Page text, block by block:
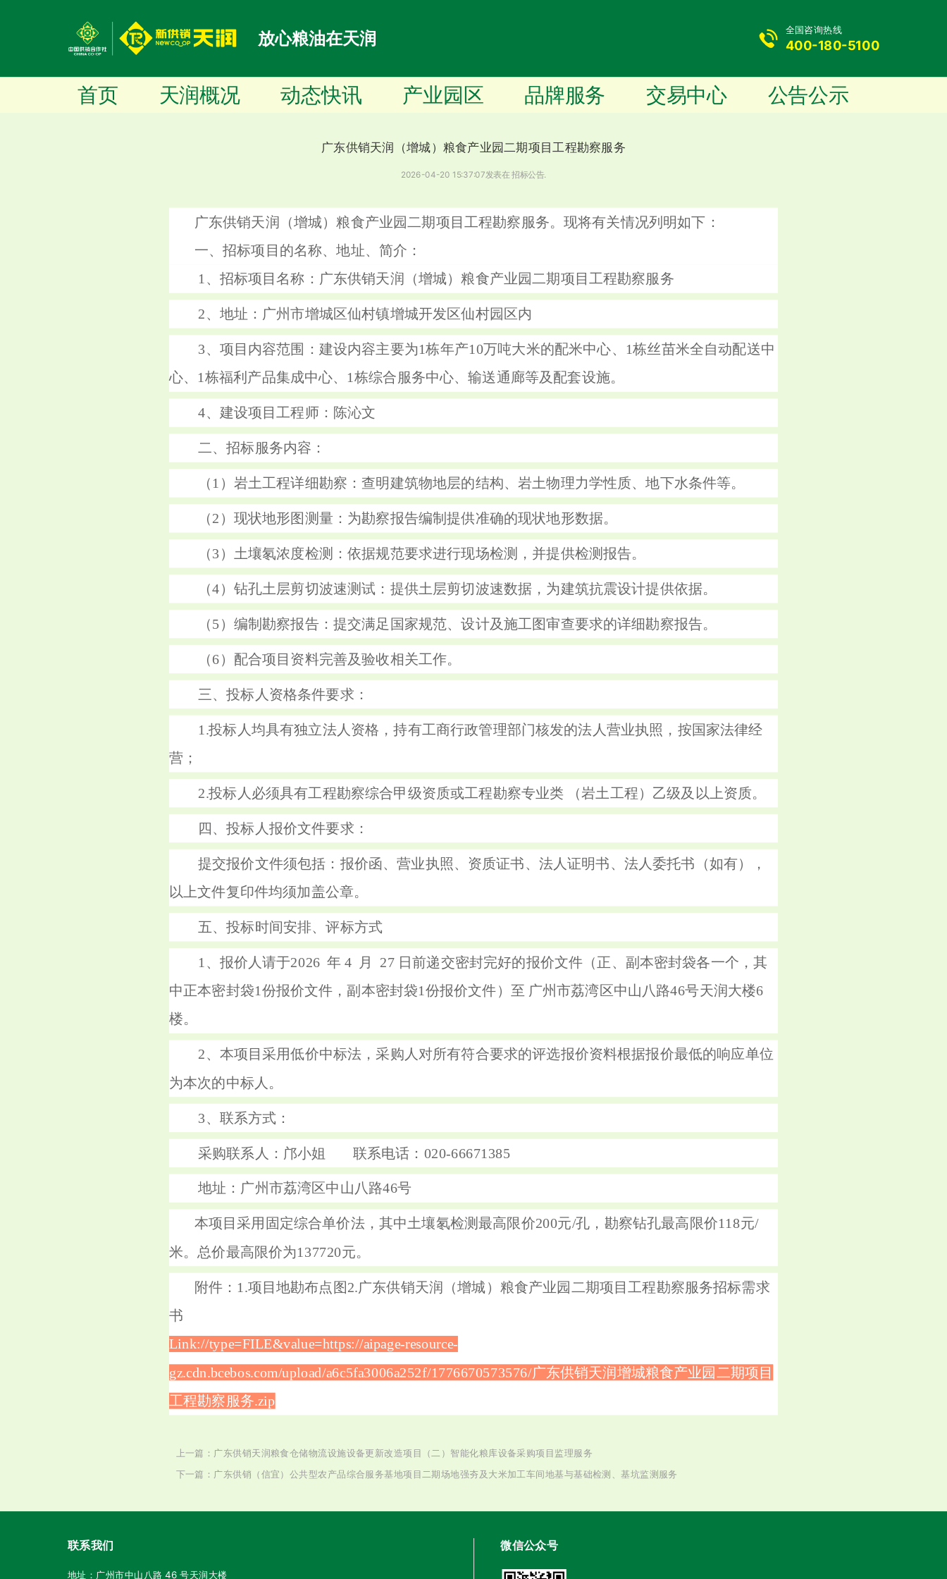
放心粮油在天润 全国咨询热线
400-180-5100
首页 天润概况 动态快讯 产业园区 品牌服务 交易中心 公告公示
广东供销天润（增城）粮食产业园二期项目工程勘察服务
2026-04-20 15:37:07发表在招标公告.
广东供销天润（增城）粮食产业园二期项目工程勘察服务。现将有关情况列明如下：
一、招标项目的名称、地址、简介：
1、招标项目名称：广东供销天润（增城）粮食产业园二期项目工程勘察服务
2、地址：广州市增城区仙村镇增城开发区仙村园区内
3、项目内容范围：建设内容主要为1栋年产10万吨大米的配米中心、1栋丝苗米全自动配送中
心、1栋福利产品集成中心、1栋综合服务中心、输送通廊等及配套设施。
4、建设项目工程师：陈沁文
二、招标服务内容：
（1）岩土工程详细勘察：查明建筑物地层的结构、岩土物理力学性质、地下水条件等。
（2）现状地形图测量：为勘察报告编制提供准确的现状地形数据。
（3）土壤氡浓度检测：依据规范要求进行现场检测，并提供检测报告。
（4）钻孔土层剪切波速测试：提供土层剪切波速数据，为建筑抗震设计提供依据。
（5）编制勘察报告：提交满足国家规范、设计及施工图审查要求的详细勘察报告。
（6）配合项目资料完善及验收相关工作。
三、投标人资格条件要求：
1.投标人均具有独立法人资格，持有工商行政管理部门核发的法人营业执照，按国家法律经
营；
2.投标人必须具有工程勘察综合甲级资质或工程勘察专业类 （岩土工程）乙级及以上资质。
四、投标人报价文件要求：
提交报价文件须包括：报价函、营业执照、资质证书、法人证明书、法人委托书（如有），
以上文件复印件均须加盖公章。
五、投标时间安排、评标方式
1、报价人请于2026 年 4 月 27 日前递交密封完好的报价文件（正、副本密封袋各一个，其
中正本密封袋1份报价文件，副本密封袋1份报价文件）至 广州市荔湾区中山八路46号天润大楼6
楼。
2、本项目采用低价中标法，采购人对所有符合要求的评选报价资料根据报价最低的响应单位
为本次的中标人。
3、联系方式：
采购联系人：邝小姐 联系电话：020-66671385
地址：广州市荔湾区中山八路46号
本项目采用固定综合单价法，其中土壤氡检测最高限价200元/孔，勘察钻孔最高限价118元/
米。总价最高限价为137720元。
附件：1.项目地勘布点图2.广东供销天润（增城）粮食产业园二期项目工程勘察服务招标需求
书
Link://type=FILE&value=https://aipage-resource-
gz.cdn.bcebos.com/upload/a6c5fa3006a252f/1776670573576/广东供销天润增城粮食产业园二期项目
工程勘察服务.zip
上一篇：广东供销天润粮食仓储物流设施设备更新改造项目（二）智能化粮库设备采购项目监理服务
下一篇：广东供销（信宜）公共型农产品综合服务基地项目二期场地强夯及大米加工车间地基与基础检测、基坑监测服务
联系我们
地址：广州市中山八路 46 号天润大楼
微信公众号